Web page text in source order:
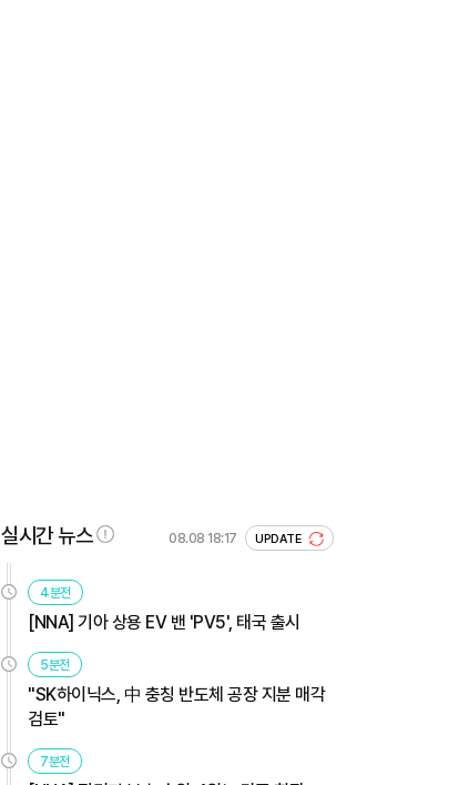
실시간 뉴스 08.08 18:17 UPDATE
4분전
[NNA] 기아 상용 EV 밴 'PV5', 태국 출시
5분전
"SK하이닉스, 中 충칭 반도체 공장 지분 매각
검토"
7분전